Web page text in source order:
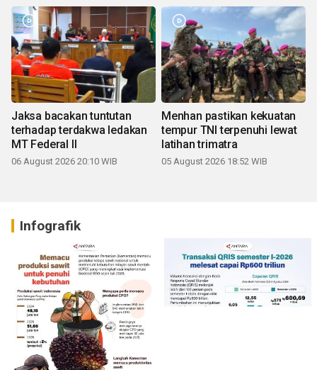
Jaksa bacakan tuntutan
terhadap terdakwa ledakan
MT Federal II
06 August 2026 20:10 WIB
Menhan pastikan kekuatan
tempur TNI terpenuhi lewat
latihan trimatra
05 August 2026 18:52 WIB
Infografik